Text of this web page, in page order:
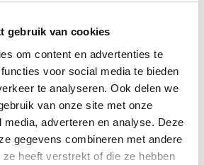
gebruik van cookies
om content en advertenties te
voor social media te bieden
te analyseren. Ook delen we
van onze site met onze
adverteren en analyse. Deze
gegevens combineren met andere
ze heeft verstrekt of die ze hebben
dat de partij verloren is voor
de vlag is gevallen en het
zetten niet is behaald.
dat de uitslag niet meer